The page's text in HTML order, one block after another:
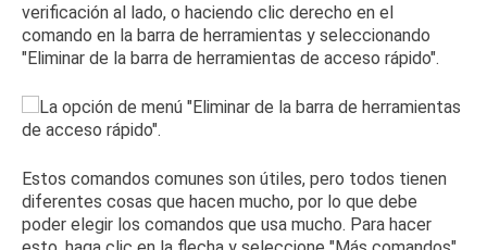
verificación al lado, o haciendo clic derecho en el
comando en la barra de herramientas y seleccionando
"Eliminar de la barra de herramientas de acceso rápido".
Estos comandos comunes son útiles, pero todos tienen
diferentes cosas que hacen mucho, por lo que debe
poder elegir los comandos que usa mucho. Para hacer